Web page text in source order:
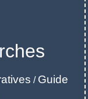
/ Guide